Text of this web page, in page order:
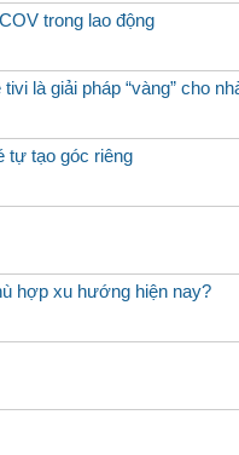
trong lao động
là giải pháp “vàng” cho
tự tạo góc riêng
hợp xu hướng hiện nay?